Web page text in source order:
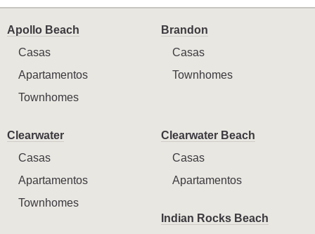
Apollo Beach
Casas
Apartamentos
Townhomes
Brandon
Casas
Townhomes
Clearwater
Casas
Apartamentos
Townhomes
Clearwater Beach
Casas
Apartamentos
Indian Rocks Beach